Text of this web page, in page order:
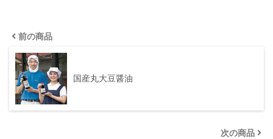
前の商品
国産丸大豆醤油
次の商品